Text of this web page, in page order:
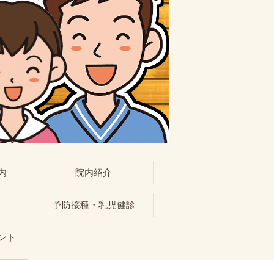
院内紹介
予防接種・乳児健診
ト